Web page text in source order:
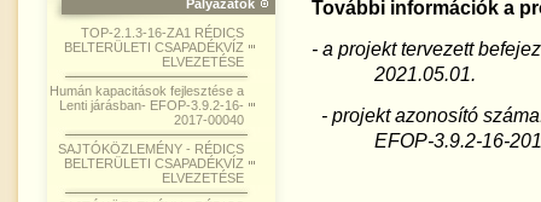
Pályázatok
TOP-2.1.3-16-ZA1 RÉDICS
BELTERÜLETI CSAPADÉKVÍZ
ELVEZETÉSE
Humán kapacitások fejlesztése a
Lenti járásban- EFOP-3.9.2-16-
2017-00040
SAJTÓKÖZLEMÉNY - RÉDICS
BELTERÜLETI CSAPADÉKVÍZ
ELVEZETÉSE
További információk a
- a projekt tervezett
2021.05.01.
- projekt azonosító
EFOP-3.9.2-16-